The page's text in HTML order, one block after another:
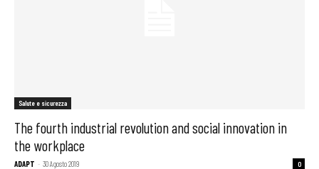
Salute e sicurezza
The fourth industrial revolution and social innovation in
the workplace
ADAPT - 30 Agosto 2019 0